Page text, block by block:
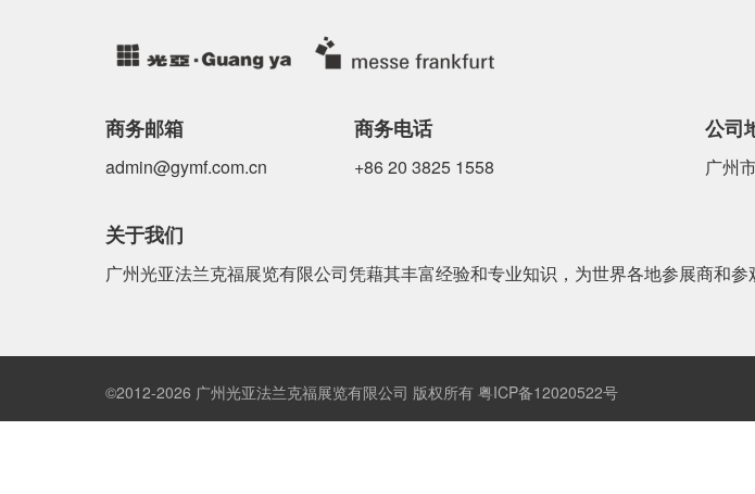
商务邮箱
admin@gymf.com.cn
商务电话
+86 20 3825 1558
公司
广州
关于我们
广州光亚法兰克福展览有限公司凭藉其丰富经验和专业知识，为世界各地参展商和
©2012-2026 广州光亚法兰克福展览有限公司 版权所有 粤ICP备12020522号